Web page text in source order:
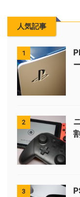
人気記事
1
2
3